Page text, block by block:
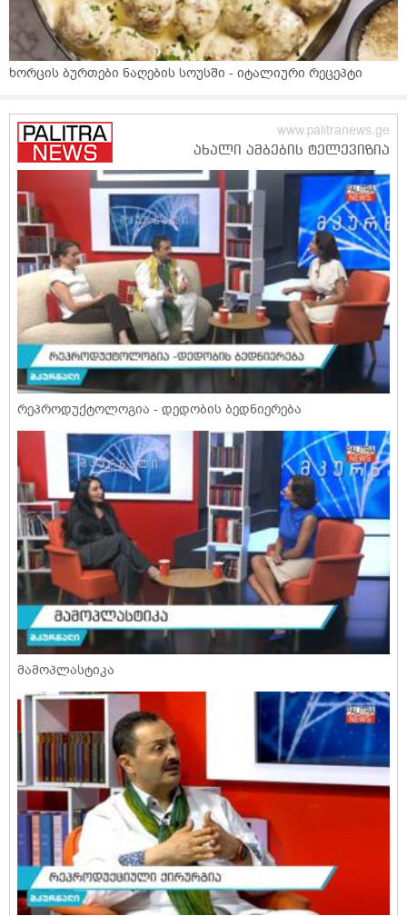
ხორცის ბურთები ნაღების სოუსში - იტალიური რეცეპტი
რეპროდუქტოლოგია - დედობის ბედნიერება
მამოპლასტიკა